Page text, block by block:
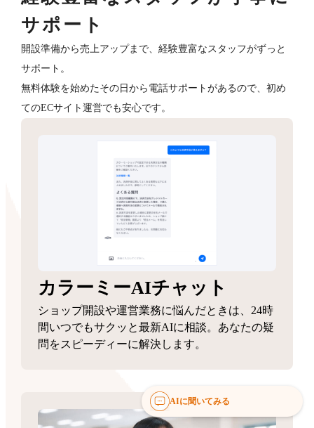
サポート
開設準備から売上アップまで、経験豊富なスタッフがずっと
サポート。
無料体験を始めたその日から電話サポートがあるので、初め
てのECサイト運営でも安心です。
カラーミーAIチャット
ショップ開設や運営業務に悩んだときは、24時
間いつでもサクッと最新AIに相談。あなたの疑
問をスピーディーに解決します。
AIに聞いてみる